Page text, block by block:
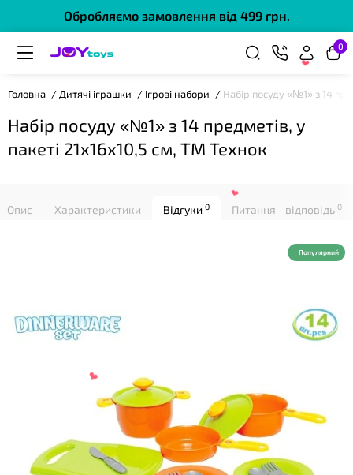
Обробляємо замовлення від 499 грн.
0
Головна Дитячі іграшки Ігрові набори Набір посуду «№1» з 14
Набір посуду «№1» з 14 предметів, у
пакеті 21х16х10,5 см, ТМ Технок
Опис Характеристики Відгуки 0 Питання - відповідь 0
Популярний
❤